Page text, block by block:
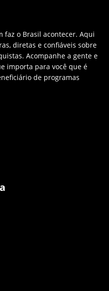
faz o Brasil acontecer. Aqui
diretas e confiáveis sobre
Acompanhe a gente e
importa para você que é
de programas